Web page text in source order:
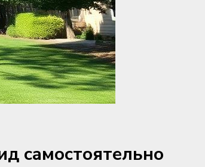
самостоятельно